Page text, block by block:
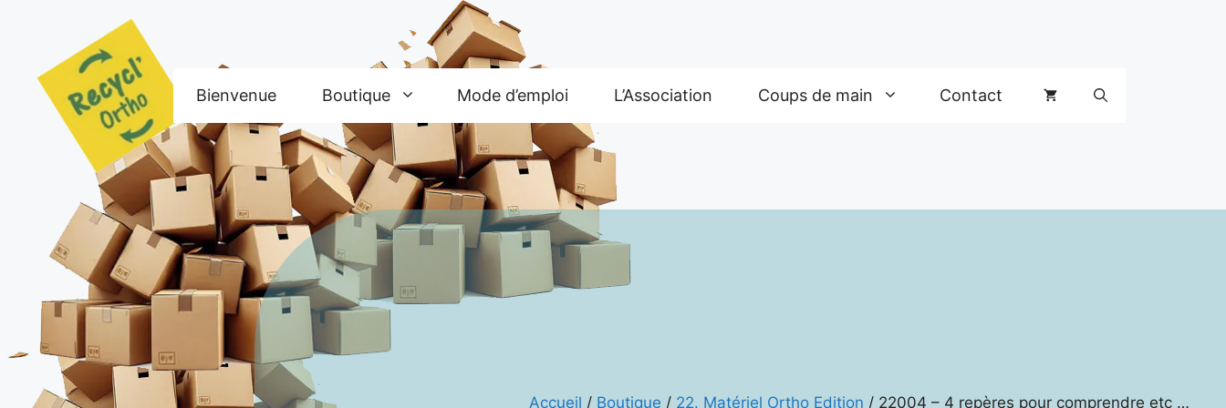
Bienvenue Boutique Mode d’emploi L’Association Coups de main Contact
Accueil / Boutique / 22. Matériel Ortho Edition / 22004 – 4 repères pour comprendre etc …